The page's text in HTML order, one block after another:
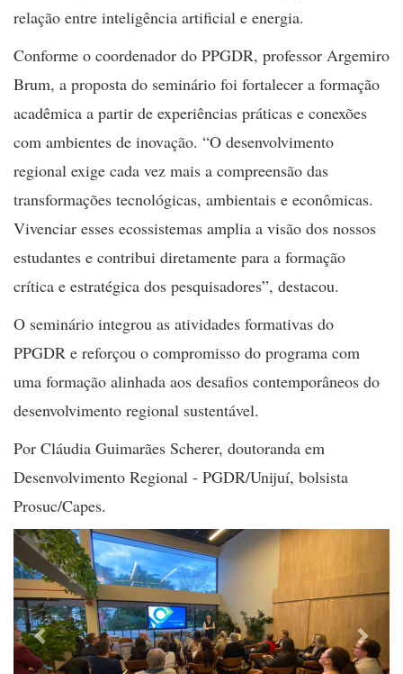
relação entre inteligência artificial e energia.
Conforme o coordenador do PPGDR, professor Argemiro
Brum, a proposta do seminário foi fortalecer a formação
acadêmica a partir de experiências práticas e conexões
com ambientes de inovação. “O desenvolvimento
regional exige cada vez mais a compreensão das
transformações tecnológicas, ambientais e econômicas.
Vivenciar esses ecossistemas amplia a visão dos nossos
estudantes e contribui diretamente para a formação
crítica e estratégica dos pesquisadores”, destacou.
O seminário integrou as atividades formativas do
PPGDR e reforçou o compromisso do programa com
uma formação alinhada aos desafios contemporâneos do
desenvolvimento regional sustentável.
Por Cláudia Guimarães Scherer, doutoranda em
Desenvolvimento Regional - PGDR/Unijuí, bolsista
Prosuc/Capes.